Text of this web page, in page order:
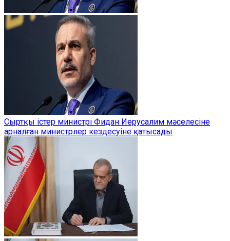
Сыртқы істер министрі Фидан Иерусалим мәселесіне
арналған министрлер кездесуіне қатысады